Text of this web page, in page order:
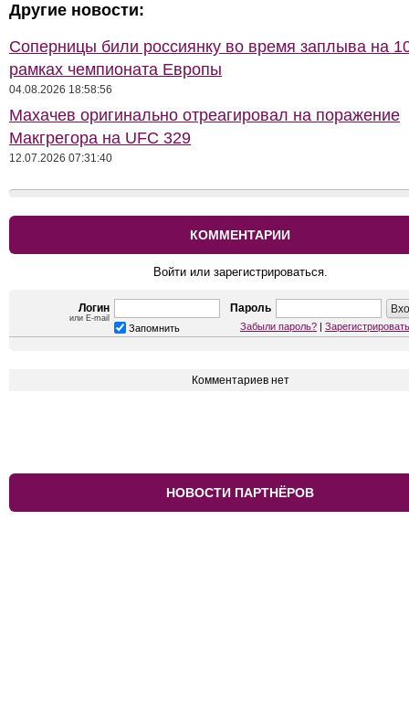
Другие новости:
Соперницы били россиянку во время заплыва на
рамках чемпионата Европы
04.08.2026 18:58:56
Махачев оригинально отреагировал на поражение
Макгрегора на UFC 329
12.07.2026 07:31:40
КОММЕНТАРИИ
Войти или зарегистрироваться.
Логин
или E-mail
Пароль
Запомнить Забыли пароль? |
Комментариев нет
НОВОСТИ ПАРТНЁРОВ